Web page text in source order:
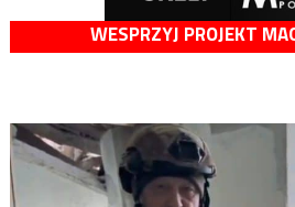
WESPRZYJ PROJEKT